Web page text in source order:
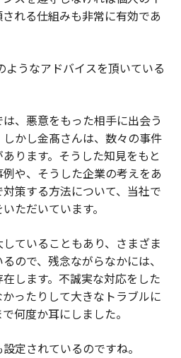
れる仕組みも非常に有効であ
うなアドバイスを頂いている
、悪意をもった相手に出会う
かし金髙さんは、数々の事件
ります。そうした知見をもと
や、そうした企業の考えをあ
策する方法について、当社で
ただいています。
ていることもあり、さまざま
ので、残念ながらなかには、
します。不誠実な対応をした
ったりして大きなトラブルに
何度か耳にしました。
定されているのですね。